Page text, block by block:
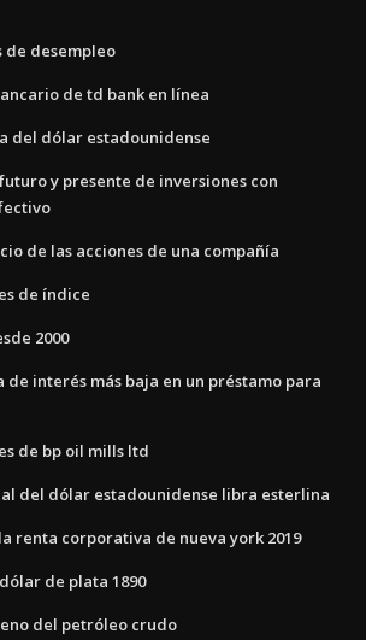
de desempleo
de td bank en línea
del dólar estadounidense
y presente de inversiones con
de las acciones de una compañía
de índice
2000
de interés más baja en un préstamo para
de bp oil mills ltd
del dólar estadounidense libra esterlina
renta corporativa de nueva york 2019
de plata 1890
del petróleo crudo